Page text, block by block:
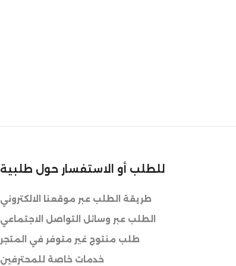
للطلب أو الاستفسار حول طلبية
طريقة الطلب عبر موقعنا الالكتروني
الطلب عبر وسائل التواصل الاجتماعي
طلب منتوج غير متوفر في المتجر
خدمات خاصة للمحترفين